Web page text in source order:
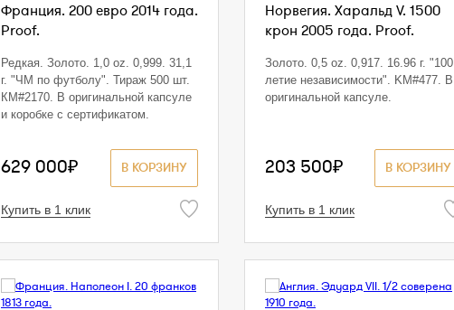
Франция. 200 евро 2014 года.
Proof.
Редкая. Золото. 1,0 oz. 0,999. 31,1
г. "ЧМ по футболу". Тираж 500 шт.
КМ#2170. В оригинальной капсуле
и коробке с сертификатом.
В КОРЗИНУ
629 000₽
Купить в 1 клик
Норвегия. Харальд V. 1500
крон 2005 года. Proof.
Золото. 0,5 oz. 0,917. 16.96 г. "100
летие независимости". KM#477. В
оригинальной капсуле.
В КОРЗИНУ
203 500₽
Купить в 1 клик